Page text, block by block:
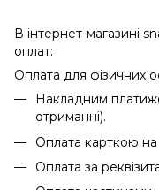
В інтернет-магазині
оплат:
Оплата для фізичних
Накладним
отриманні).
Оплата карткою на
Оплата за